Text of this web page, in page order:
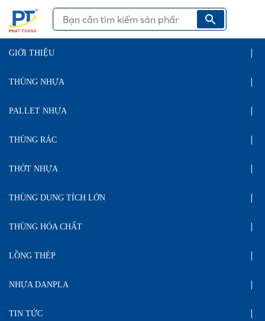
GIỚI THIỆU
THÙNG NHỰA
PALLET NHỰA
THÙNG RÁC
THỚT NHỰA
THÙNG DUNG TÍCH LỚN
THÙNG HÓA CHẤT
LỒNG THÉP
NHỰA DANPLA
TIN TỨC